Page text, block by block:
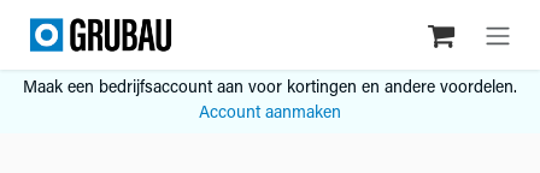
Overslaan naar inhoud
Maak een bedrijfsaccount aan voor kortingen en andere voordelen.
Account aanmaken